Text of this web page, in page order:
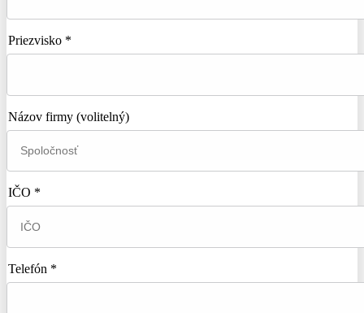
Priezvisko *
Názov firmy (volitelný)
IČO *
Telefón *